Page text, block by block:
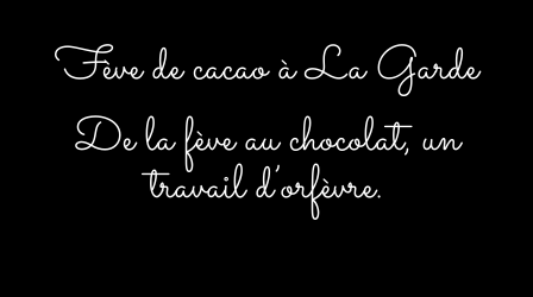
Fève de cacao à La Garde
De la fève au chocolat, un
travail d’orfèvre.